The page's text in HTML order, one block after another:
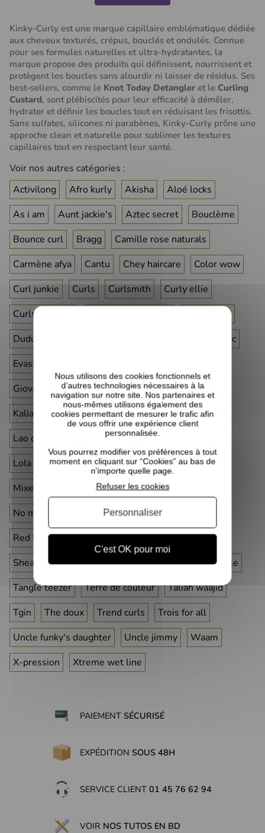
(12 avis)
Kinky-Curly est une marque capillaire emblématique dédiée
aux cheveux texturés, crépus, bouclés et ondulés. Connue
pour ses formules naturelles et ultra-hydratantes, la
marque propose des produits qui définissent, nourrissent et
protègent les boucles sans alourdir ni laisser de résidus. Ses
best-sellers, comme le Knot Today Detangler et le Curling
Custard, sont plébiscités pour leur efficacité à démêler,
hydrater et définir les boucles tout en réduisant les frisottis.
Sans sulfates, silicones ni parabènes, Kinky-Curly prône une
approche clean et naturelle pour sublimer les textures
capillaires tout en respectant leur santé.
Voir nos autres catégories :
Activilong
Afro kurly Akisha
Aloé locks
As i am
Aunt jackie's Aztec secret
Bouclème
Bounce curl
Bragg
Camille rose naturals
Carmène afya
Cantu Chey haircare
Color wow
Curl junkie
Curls Curlsmith
Curly ellie
Curls vitamins
Cut by fred
Dudu osun
Egyptian magic
Evashair
Giovanni cosmetics
Inhairitance
Innersense
Kalia nature
Kinky curly
Kreyol essence
Lao care
Le curlshop
Les secrets de loly
Lola from rio
Miche beauty
Mielle organics
Mixed chicks
Musoya Niir
Noire Ô naturel
No more beauty
Puffcuff
Purepousse
Red by kiss
Rizos curls
Saison des pluies
Shea moisture
Skala Stay-on satin
Sunny isle
Tangle teezer
Terre de couleur
Taliah waajid
Tgin
The doux Trend curls
Trois for all
Uncle funky's daughter
Uncle jimmy
Waam
X-pression
Xtreme wet line
PAIEMENT SÉCURISÉ
EXPÉDITION SOUS 48H
SERVICE CLIENT 01 45 76 62 94
VOIR NOS TUTOS EN BD
Nous utilisons des cookies fonctionnels et
d’autres technologies nécessaires à la
navigation sur notre site. Nos partenaires et
nous-mêmes utilisons également des
cookies permettant de mesurer le trafic afin
de vous offrir une expérience client
personnalisée.
Vous pourrez modifier vos préférences à tout
moment en cliquant sur “Cookies” au bas de
n'importe quelle page.
C'est OK pour moi
Refuser les cookies
Personnaliser